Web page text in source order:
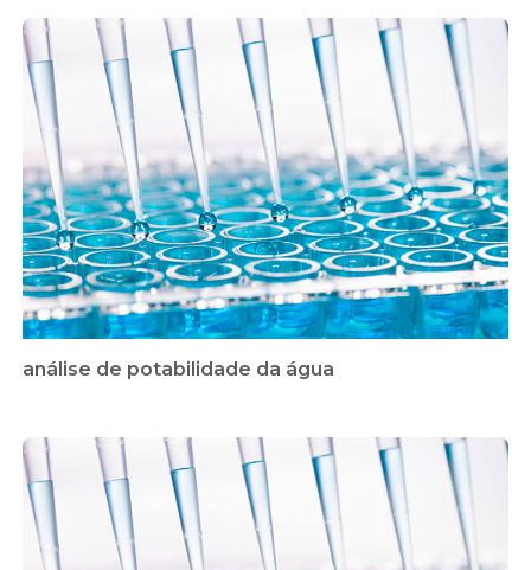
análise de potabilidade da água